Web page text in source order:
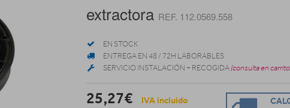
extractora REF. 112.0569.558
EN STOCK
ENTREGA EN 48 / 72H LABORABLES
SERVICIO INSTALACIÓN + RECOGIDA (consulta en
25,27€ IVA incluido